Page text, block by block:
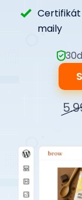
Certifikát
maily